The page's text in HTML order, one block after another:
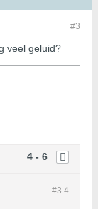
#3
veel geluid?
4 - 6
#3.4